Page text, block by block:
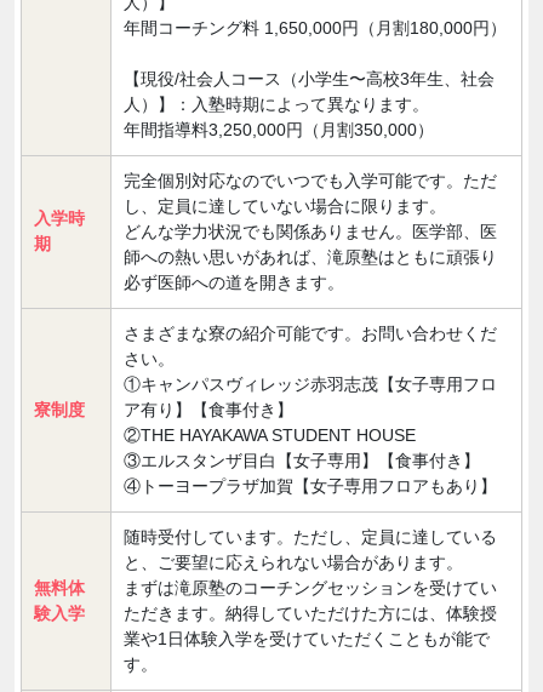
年間コーチング料 1,650,000円（月割180,000円）
【現役/社会人コース（小学生〜高校3年生、社会
人）】：入塾時期によって異なります。
年間指導料3,250,000円（月割350,000）
入学時
期
完全個別対応なのでいつでも入学可能です。ただ
し、定員に達していない場合に限ります。
どんな学力状況でも関係ありません。医学部、医
師への熱い思いがあれば、滝原塾はともに頑張り
必ず医師への道を開きます。
寮制度
さまざまな寮の紹介可能です。お問い合わせくだ
さい。
①キャンパスヴィレッジ赤羽志茂【女子専用フロ
ア有り】【食事付き】
②THE HAYAKAWA STUDENT HOUSE
③エルスタンザ目白【女子専用】【食事付き】
④トーヨープラザ加賀【女子専用フロアもあり】
無料体
験入学
随時受付しています。ただし、定員に達している
と、ご要望に応えられない場合があります。
まずは滝原塾のコーチングセッションを受けてい
ただきます。納得していただけた方には、体験授
業や1日体験入学を受けていただくこともが能で
す。